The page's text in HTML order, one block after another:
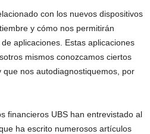
con los nuevos dispositivos
y cómo nos permitirán
aplicaciones. Estas aplicaciones
mismos conozcamos ciertos
nos autodiagnostiquemos, por
financieros UBS han entrevistado al
ha escrito numerosos artículos